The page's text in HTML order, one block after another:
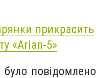
прикрасить
«Arian-5»
повідомлено